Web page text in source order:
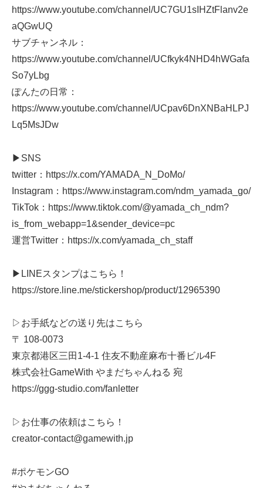
https://www.youtube.com/channel/UC7GU1sIHZtFlanv2e
aQGwUQ
サブチャンネル：
https://www.youtube.com/channel/UCfkyk4NHD4hWGafa
So7yLbg
ぽんたの日常：
https://www.youtube.com/channel/UCpav6DnXNBaHLPJ
Lq5MsJDw
▶SNS
twitter：https://x.com/YAMADA_N_DoMo/
Instagram：https://www.instagram.com/ndm_yamada_go/
TikTok：https://www.tiktok.com/@yamada_ch_ndm?
is_from_webapp=1&sender_device=pc
運営Twitter：https://x.com/yamada_ch_staff
▶LINEスタンプはこちら！
https://store.line.me/stickershop/product/12965390
▷お手紙などの送り先はこちら
〒 108-0073
東京都港区三田1-4-1 住友不動産麻布十番ビル4F
株式会社GameWith やまだちゃんねる 宛
https://ggg-studio.com/fanletter
▷お仕事の依頼はこちら！
creator-contact@gamewith.jp
#ポケモンGO